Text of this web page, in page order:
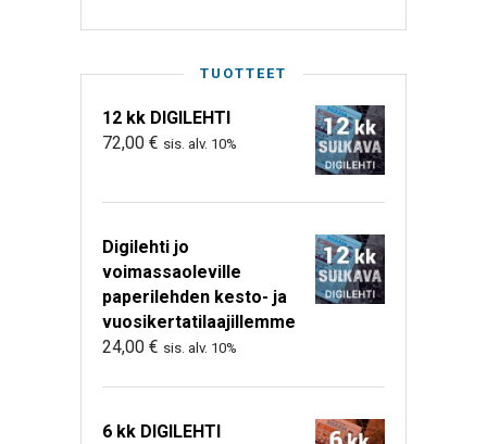
TUOTTEET
12 kk DIGILEHTI
72,00 € sis. alv. 10%
Digilehti jo
voimassaoleville
paperilehden kesto- ja
vuosikertatilaajillemme
24,00 € sis. alv. 10%
6 kk DIGILEHTI